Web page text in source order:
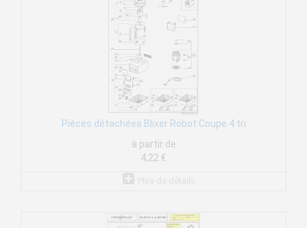
Pièces détachées Blixer Robot Coupe 4 tri
à partir de
4,22 €